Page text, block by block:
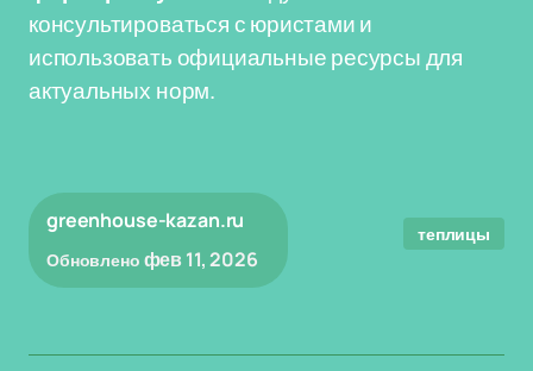
консультироваться с юристами и
использовать официальные ресурсы для
актуальных норм.
greenhouse-kazan.ru
Обновлено фев 11, 2026
теплицы